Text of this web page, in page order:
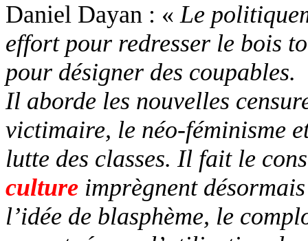
Daniel Dayan : «Le
effort pour redresser le bois
pour désigner des coupables.
Il aborde les nouvelles
victimaire, le néo-féminisme
lutte des classes. Il fait le
culture imprègnent
l’idée de blasphème, le